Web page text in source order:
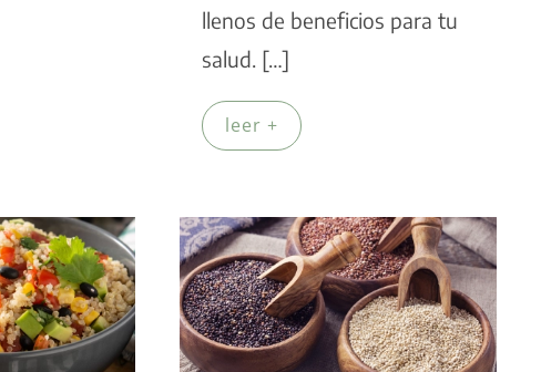
llenos de beneficios para tu
salud. […]
leer +